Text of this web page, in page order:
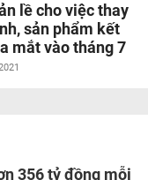
lề cho việc thay
sản phẩm kết
mắt vào tháng 7
356 tỷ đồng mỗi